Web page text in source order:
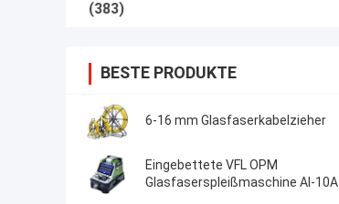
(383)
BESTE PRODUKTE
6-16 mm Glasfaserkabelzieher
Eingebettete VFL OPM
Glasfaserspleißmaschine AI-10A